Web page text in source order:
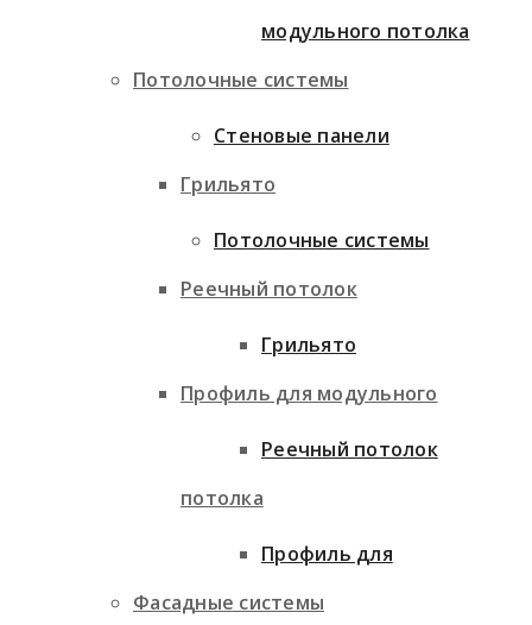
Потолочные системы
Грильято
Реечный потолок
Профиль для модульного
потолка
Фасадные системы
модульного потолка
Стеновые панели
Потолочные системы
Грильято
Реечный потолок
Профиль для